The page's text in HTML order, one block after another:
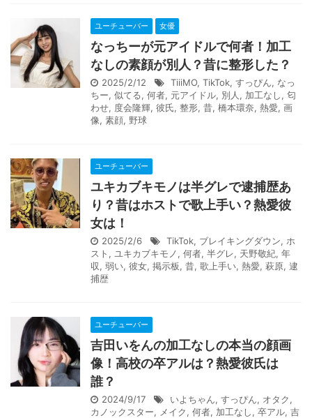
ユーチューバー 女優
なっちーが元アイドルで何者！加工
なしの素顔が別人？昔に整形した？
2025/2/12 TiiiMO, TikTok, すっぴん, なっ
ちー, 似てる, 何者, 元アイドル, 別人 , 加工なし, 匂
わせ, 度会隆輝, 彼氏, 整形, 昔, 橋本環奈, 熱愛, 画
像, 素顔, 野球
ユーチューバー
ユキカブキモノは半グレで逮捕歴あ
り？昔はホストで歌上手い？熱愛彼
女は！
2025/2/6 TikTok, ブレイキングダウン, ホ
スト , ユキカブキモノ, 何者, 半グレ, 天野敬紀, 年
収, 弱い, 彼女, 掲示板, 昔, 歌上手い, 熱愛, 萩原, 逮
捕歴
ユーチューバー
吉田いをんの加工なしの本当の顔画
像！高校の卒アルは？熱愛彼氏は
誰？
2024/9/17 いよちゃん, すっぴん, オタク,
カノックスター, メイク, 何者, 加工なし, 卒アル, 吉